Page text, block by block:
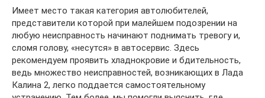
Имеет место такая категория автолюбителей,
представители которой при малейшем подозрении на
любую неисправность начинают поднимать тревогу и,
сломя голову, «несутся» в автосервис. Здесь
рекомендуем проявить хладнокровие и бдительность,
ведь множество неисправностей, возникающих в Лада
Калина 2, легко поддается самостоятельному